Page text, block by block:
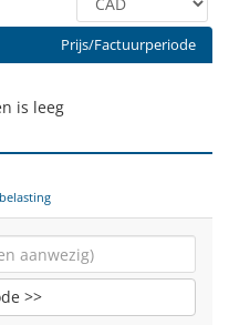
Prijs/Factuurperiode
is leeg
>>